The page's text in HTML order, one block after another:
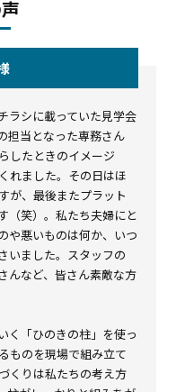
ラシに載っていた見学会
担当となった専務さん
したときのイメージ
れました。その日はほ
が、最後またプラット
（笑）。私たち夫婦にと
や悪いものは何か、いつ
いました。スタッフの
んなど、皆さん素敵な方
く「ひのきの柱」を使っ
ものを現場で組み立て
くりは私たちの考え方